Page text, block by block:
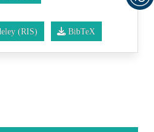
(RIS) BibTeX